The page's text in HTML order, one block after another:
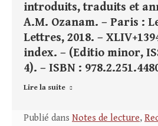
introduits, traduits et
A.M. Ozanam. – Paris :
Lettres, 2018. –
index. – (Editio minor,
4). – ISBN :
Lire la suite
Publié dans Notes de lecture,